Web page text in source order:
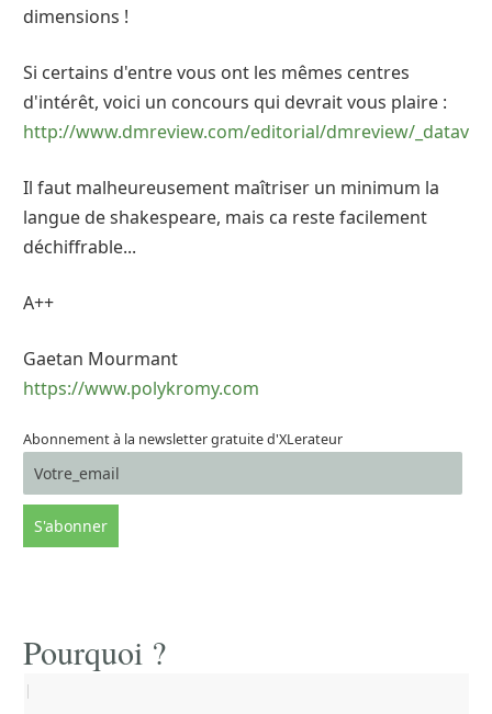
dimensions !
Si certains d'entre vous ont les mêmes centres
d'intérêt, voici un concours qui devrait vous plaire :
http://www.dmreview.com/editorial/dmreview/_dataviz/
Il faut malheureusement maîtriser un minimum la
langue de shakespeare, mais ca reste facilement
déchiffrable...
A++
Gaetan Mourmant
https://www.polykromy.com
Abonnement à la newsletter gratuite d'XLerateur
Pourquoi ?
|